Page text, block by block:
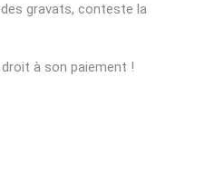
gravats, conteste la
à son paiement !